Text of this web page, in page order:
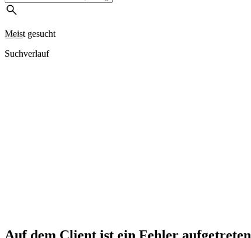
Meist gesucht
Suchverlauf